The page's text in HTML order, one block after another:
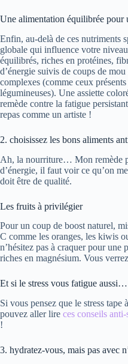
Une alimentation équilibrée pour
Enfin, au-delà de ces nutriments
globale qui influence votre
équilibrés, riches en protéines,
d’énergie suivis de coups de
complexes (comme ceux
légumineuses). Une assiette
remède contre la fatigue
repas comme un artiste !
2. choisissez les bons aliments
Ah, la nourriture… Mon remède
d’énergie, il faut voir ce qu’on
doit être de qualité.
Les fruits à privilégier
Pour un coup de boost naturel,
C comme les oranges, les kiwis
n’hésitez pas à craquer pour une
riches en magnésium. Vous
Et si le stress vous fatigue
Si vous pensez que le stress
pouvez aller lire ces conseils anti-
!
3. hydratez-vous, mais pas avec